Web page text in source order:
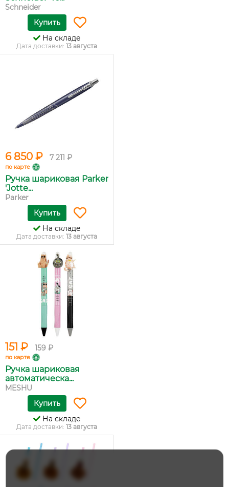
Schneider
Купить
На складе
Дата доставки: 13 августа
6 850 ₽ 7 211 ₽
по карте
Ручка шариковая Parker
'Jotte...
Parker
Купить
На складе
Дата доставки: 13 августа
151 ₽ 159 ₽
по карте
Ручка шариковая
автоматическа...
MESHU
Купить
На складе
Дата доставки: 13 августа